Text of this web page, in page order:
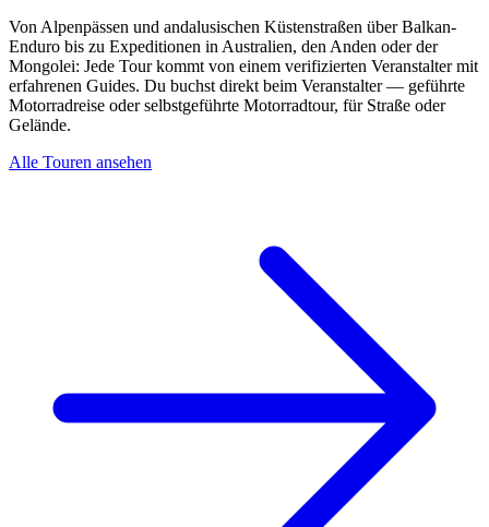
Von Alpenpässen und andalusischen Küstenstraßen über Balkan-
Enduro bis zu Expeditionen in Australien, den Anden oder der
Mongolei: Jede Tour kommt von einem verifizierten Veranstalter mit
erfahrenen Guides. Du buchst direkt beim Veranstalter — geführte
Motorradreise oder selbstgeführte Motorradtour, für Straße oder
Gelände.
Alle Touren ansehen